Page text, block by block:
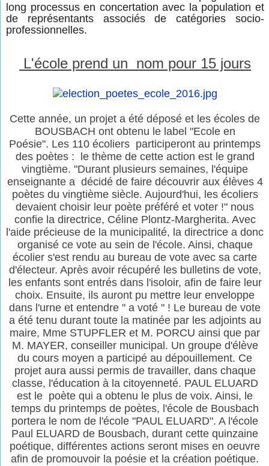
long processus en concertation avec la population et
de représentants associés de catégories socio-
professionnelles.
L'école prend un nom pour 15 jours
Cette année, un projet a été déposé et les écoles de
BOUSBACH ont obtenu le label "Ecole en
Poésie". Les 110 écoliers participeront au printemps
des poètes : le thème de cette action est le grand
vingtième. "Durant plusieurs semaines, l'équipe
enseignante a décidé de faire découvrir aux élèves 4
poètes du vingtième siècle. Aujourd'hui, les écoliers
devaient choisir leur poète préféré et voter !" nous
confie la directrice, Céline Plontz-Margherita. Avec
l'aide précieuse de la municipalité, la directrice a donc
organisé ce vote au sein de l'école. Ainsi, chaque
écolier s'est rendu au bureau de vote avec sa carte
d'électeur. Après avoir récupéré les bulletins de vote,
les enfants sont entrés dans l'isoloir, afin de faire leur
choix. Ensuite, ils auront pu mettre leur enveloppe
dans l'urne et entendre " a voté " ! Le bureau de vote
a été tenu durant toute la matinée par les adjoints au
maire, Mme STUPFLER et M. PORCU ainsi que par
M. MAYER, conseiller municipal. Un groupe d'élève
du cours moyen a participé au dépouillement. Ce
projet aura aussi permis de travailler, dans chaque
classe, l'éducation à la citoyenneté. PAUL ELUARD
est le poète qui a obtenu le plus de voix. Ainsi, le
temps du printemps de poètes, l'école de Bousbach
portera le nom de l'école "PAUL ELUARD". A l'école
Paul ELUARD de Bousbach, durant cette quinzaine
poétique, différentes actions seront mises en oeuvre
afin de promouvoir la poésie et la création poétique.